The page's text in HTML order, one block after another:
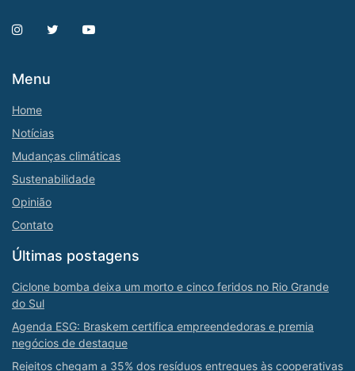
Menu
Home
Notícias
Mudanças climáticas
Sustenabilidade
Opinião
Contato
Últimas postagens
Ciclone bomba deixa um morto e cinco feridos no Rio Grande
do Sul
Agenda ESG: Braskem certifica empreendedoras e premia
negócios de destaque
Rejeitos chegam a 35% dos resíduos entregues às cooperativas